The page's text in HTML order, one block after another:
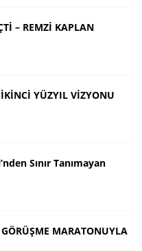
– REMZİ KAPLAN
YÜZYIL VİZYONU
Sınır Tanımayan
MARATONUYLA